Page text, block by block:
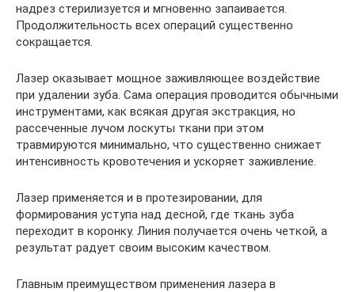
надрез стерилизуется и мгновенно запаивается.
Продолжительность всех операций существенно
сокращается.
Лазер оказывает мощное заживляющее воздействие
при удалении зуба. Сама операция проводится обычными
инструментами, как всякая другая экстракция, но
рассеченные лучом лоскуты ткани при этом
травмируются минимально, что существенно снижает
интенсивность кровотечения и ускоряет заживление.
Лазер применяется и в протезировании, для
формирования уступа над десной, где ткань зуба
переходит в коронку. Линия получается очень четкой, а
результат радует своим высоким качеством.
Главным преимуществом применения лазера в